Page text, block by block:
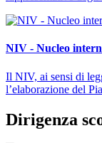
NIV - Nucleo
Il NIV, ai sensi di
l’elaborazione del
Dirigenza